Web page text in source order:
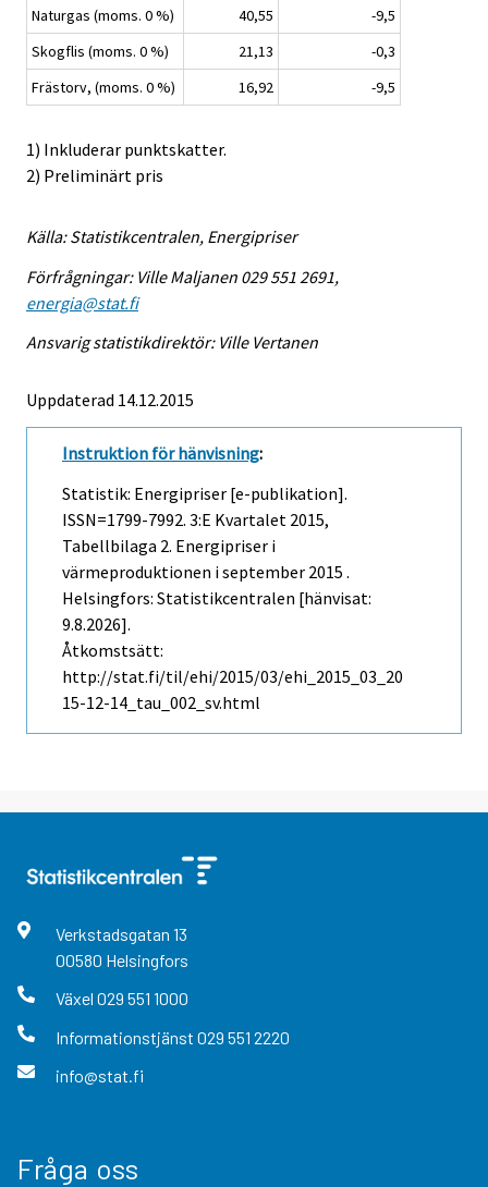
Naturgas (moms. 0 %)
40,55
-9,5
Skogflis (moms. 0 %)
21,13
-0,3
Frästorv, (moms. 0 %)
16,92 -9,5
1) Inkluderar punktskatter.
2) Preliminärt pris
Källa: Statistikcentralen, Energipriser
Förfrågningar: Ville Maljanen 029 551 2691,
energia@stat.fi
Ansvarig statistikdirektör: Ville Vertanen
Uppdaterad 14.12.2015
Instruktion för hänvisning:
Statistik: Energipriser [e-publikation].
ISSN=1799-7992. 3:e Kvartalet 2015,
Tabellbilaga 2. Energipriser i
värmeproduktionen i september 2015 .
Helsingfors: Statistikcentralen [hänvisat:
9.8.2026].
Åtkomstsätt:
http://stat.fi/til/ehi/2015/03/ehi_2015_03_20
15-12-14_tau_002_sv.html
Verkstadsgatan 13
00580 Helsingfors
Växel 029 551 1000
Informationstjänst 029 551 2220
info@stat.fi
Fråga oss